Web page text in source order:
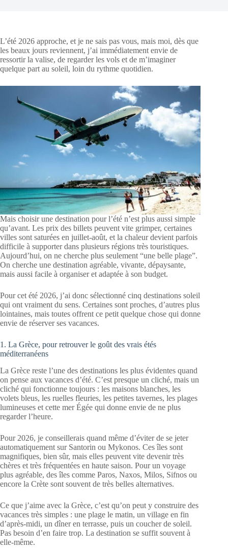
L’été 2026 approche, et je ne sais pas vous, mais moi, dès que
les beaux jours reviennent, j’ai immédiatement envie de
ressortir la valise, de regarder les vols et de m’imaginer
quelque part au soleil, loin du rythme quotidien.
Mais choisir une destination pour l’été n’est plus aussi simple
qu’avant. Les prix des billets peuvent vite grimper, certaines
villes sont saturées en juillet-août, et la chaleur devient parfois
difficile à supporter dans plusieurs régions très touristiques.
Aujourd’hui, on ne cherche plus seulement “une belle plage”.
On cherche une destination agréable, vivante, dépaysante,
mais aussi facile à organiser et adaptée à son budget.
Pour cet été 2026, j’ai donc sélectionné cinq destinations soleil
qui ont vraiment du sens. Certaines sont proches, d’autres plus
lointaines, mais toutes offrent ce petit quelque chose qui donne
envie de réserver ses vacances.
1. La Grèce, pour retrouver le goût des vrais étés
méditerranéens
La Grèce reste l’une des destinations les plus évidentes quand
on pense aux vacances d’été. C’est presque un cliché, mais un
cliché qui fonctionne toujours : les maisons blanches, les
volets bleus, les ruelles fleuries, les petites tavernes, les plages
lumineuses et cette mer Égée qui donne envie de ne plus
regarder l’heure.
Pour 2026, je conseillerais quand même d’éviter de se jeter
automatiquement sur Santorin ou Mykonos. Ces îles sont
magnifiques, bien sûr, mais elles peuvent vite devenir très
chères et très fréquentées en haute saison. Pour un voyage
plus agréable, des îles comme Paros, Naxos, Milos, Sifnos ou
encore la Crète sont souvent de très belles alternatives.
Ce que j’aime avec la Grèce, c’est qu’on peut y construire des
vacances très simples : une plage le matin, un village en fin
d’après-midi, un dîner en terrasse, puis un coucher de soleil.
Pas besoin d’en faire trop. La destination se suffit souvent à
elle-même.